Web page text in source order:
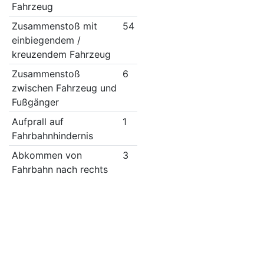
Fahrzeug
Zusammenstoß mit
einbiegendem /
kreuzendem Fahrzeug
54
Zusammenstoß
zwischen Fahrzeug und
Fußgänger
6
Aufprall auf
Fahrbahnhindernis
1
Abkommen von
Fahrbahn nach rechts
3